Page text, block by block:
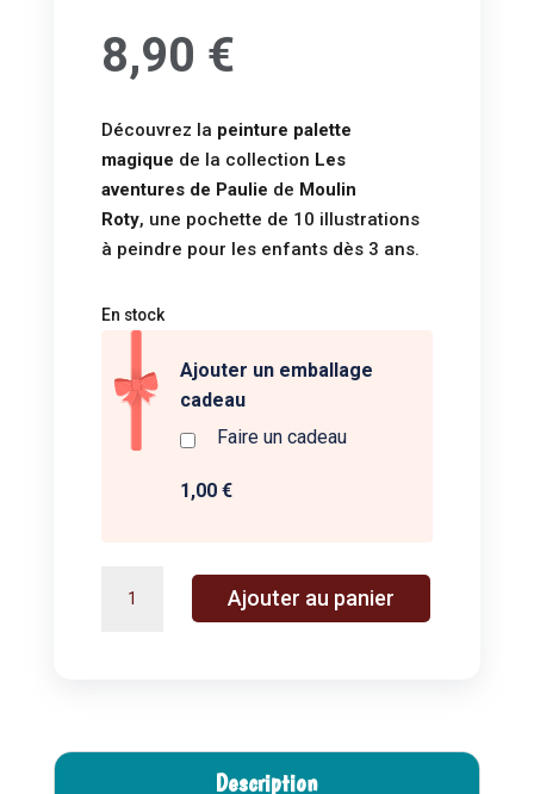
8,90 €
Découvrez la peinture palette
magique de la collection Les
aventures de Paulie de Moulin
Roty, une pochette de 10 illustrations
à peindre pour les enfants dès 3 ans.
En stock
Ajouter un emballage
cadeau
Faire un cadeau
1,00 €
Les
Ajouter au panier
A
a
Description